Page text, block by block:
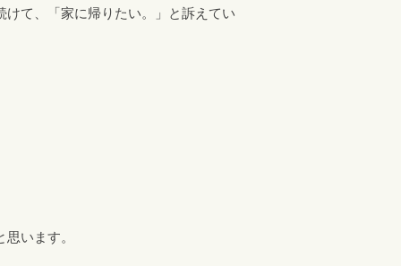
て、「家に帰りたい。」と訴えてい
います。